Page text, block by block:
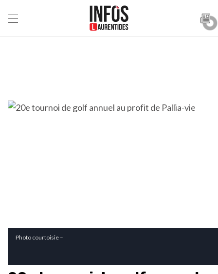
Photo courtoisie –